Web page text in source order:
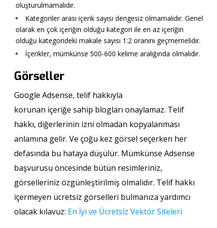
oluşturulmamalıdır.
Kategoriler arası içerik sayısı dengesiz olmamalıdır. Genel
olarak en çok içeriğin olduğu kategori ile en az içeriğin
olduğu kategorideki makale sayısı 1:2 oranını geçmemelidir.
İçerikler, mümkünse 500-600 kelime aralığında olmalıdır.
Görseller
Google Adsense, telif hakkıyla
korunan içeriğe sahip blogları onaylamaz. Telif
hakkı, diğerlerinin izni olmadan kopyalanması
anlamına gelir. Ve çoğu kez görsel seçerken her
defasında bu hataya düşülür. Mümkünse Adsense
başvurusu öncesinde bütün resimleriniz,
görselleriniz özgünleştirilmiş olmalıdır. Telif hakkı
içermeyen ücretsiz görselleri bulmanıza yardımcı
olacak kılavuz: En İyi ve Ücretsiz Vektör Siteleri